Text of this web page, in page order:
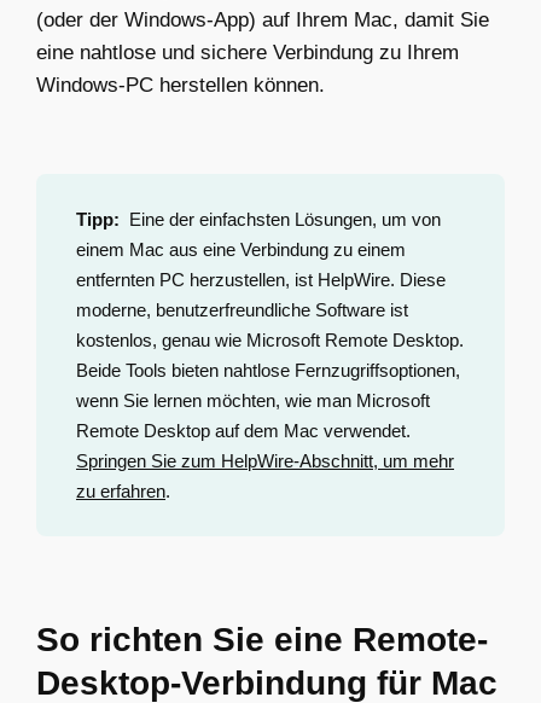
(oder der Windows-App) auf Ihrem Mac, damit Sie
eine nahtlose und sichere Verbindung zu Ihrem
Windows-PC herstellen können.
Tipp: Eine der einfachsten Lösungen, um von
einem Mac aus eine Verbindung zu einem
entfernten PC herzustellen, ist HelpWire. Diese
moderne, benutzerfreundliche Software ist
kostenlos, genau wie Microsoft Remote Desktop.
Beide Tools bieten nahtlose Fernzugriffsoptionen,
wenn Sie lernen möchten, wie man Microsoft
Remote Desktop auf dem Mac verwendet.
Springen Sie zum HelpWire-Abschnitt, um mehr
zu erfahren.
So richten Sie eine Remote-
Desktop-Verbindung für Mac